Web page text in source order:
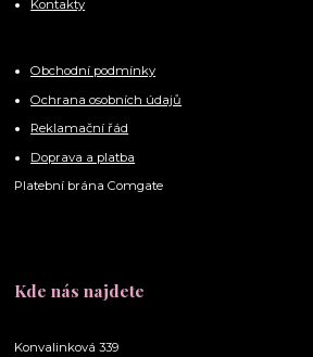
Kontakty
Obchodní podmínky
Ochrana osobních údajů
Reklamační řád
Doprava a platba
Platební brána Comgate
Kde nás najdete
Konvalinková 339